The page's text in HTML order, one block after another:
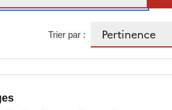
Trier par :